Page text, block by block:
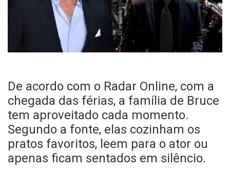
De acordo com o Radar Online, com a
chegada das férias, a família de Bruce
tem aproveitado cada momento.
Segundo a fonte, elas cozinham os
pratos favoritos, leem para o ator ou
apenas ficam sentados em silêncio.